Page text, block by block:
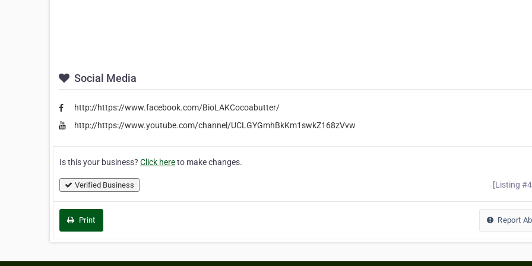
Social Media
http://https://www.facebook.com/BioLAKCocoabutter/
http://https://www.youtube.com/channel/UCLGYGmhBkKm1swkZ168zVvw
Is this your business? Click hereto make changes.
Verified Business [Listing
Print Report